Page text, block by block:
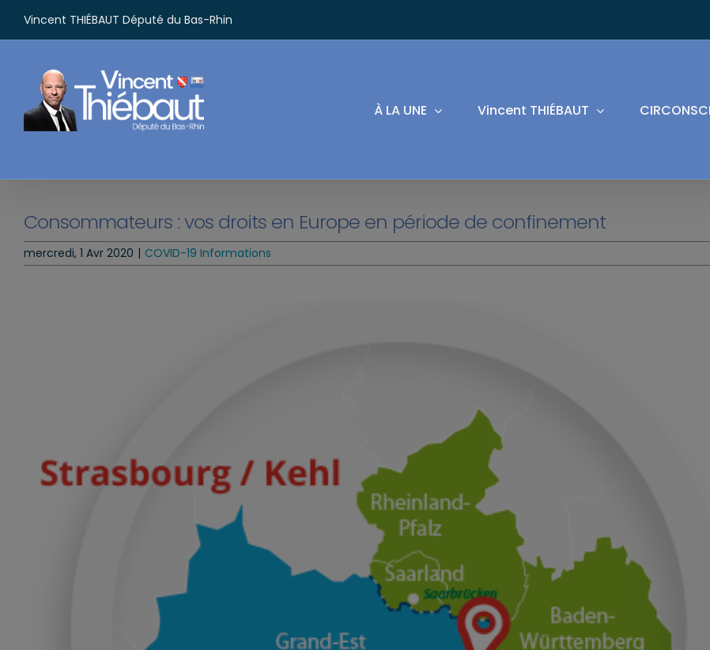
contenu
Vincent THIÉBAUT Député du Bas-Rhin
À LA UNE Vincent THIÉBAUT
Consommateurs : vos droits en Europe en période de confinement
mercredi, 1 Avr 2020 | COVID-19 Informations